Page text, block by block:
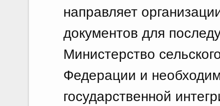
направляет
документов для
Министерство
Федерации и
государственной